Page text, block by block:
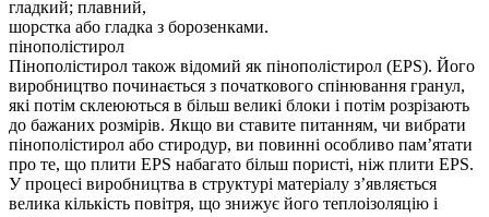
гладкий; плавний,
шорстка або гладка з борозенками.
пінополістирол
Пінополістирол також відомий як пінополістирол (EPS). Його
виробництво починається з початкового спінювання гранул,
які потім склеюються в більш великі блоки і потім розрізають
до бажаних розмірів. Якщо ви ставите питанням, чи вибрати
пінополістирол або стиродур, ви повинні особливо пам’ятати
про те, що плити EPS набагато більш пористі, ніж плити EPS.
У процесі виробництва в структурі матеріалу з’являється
велика кількість повітря, що знижує його теплоізоляцію і